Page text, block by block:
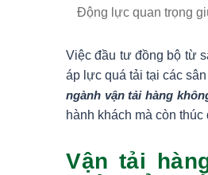
Động lực quan trọng
Việc đầu tư đồng bộ từ
áp lực quá tải tại các
ngành vận tải hàng
hành khách mà còn thúc
Vận tải